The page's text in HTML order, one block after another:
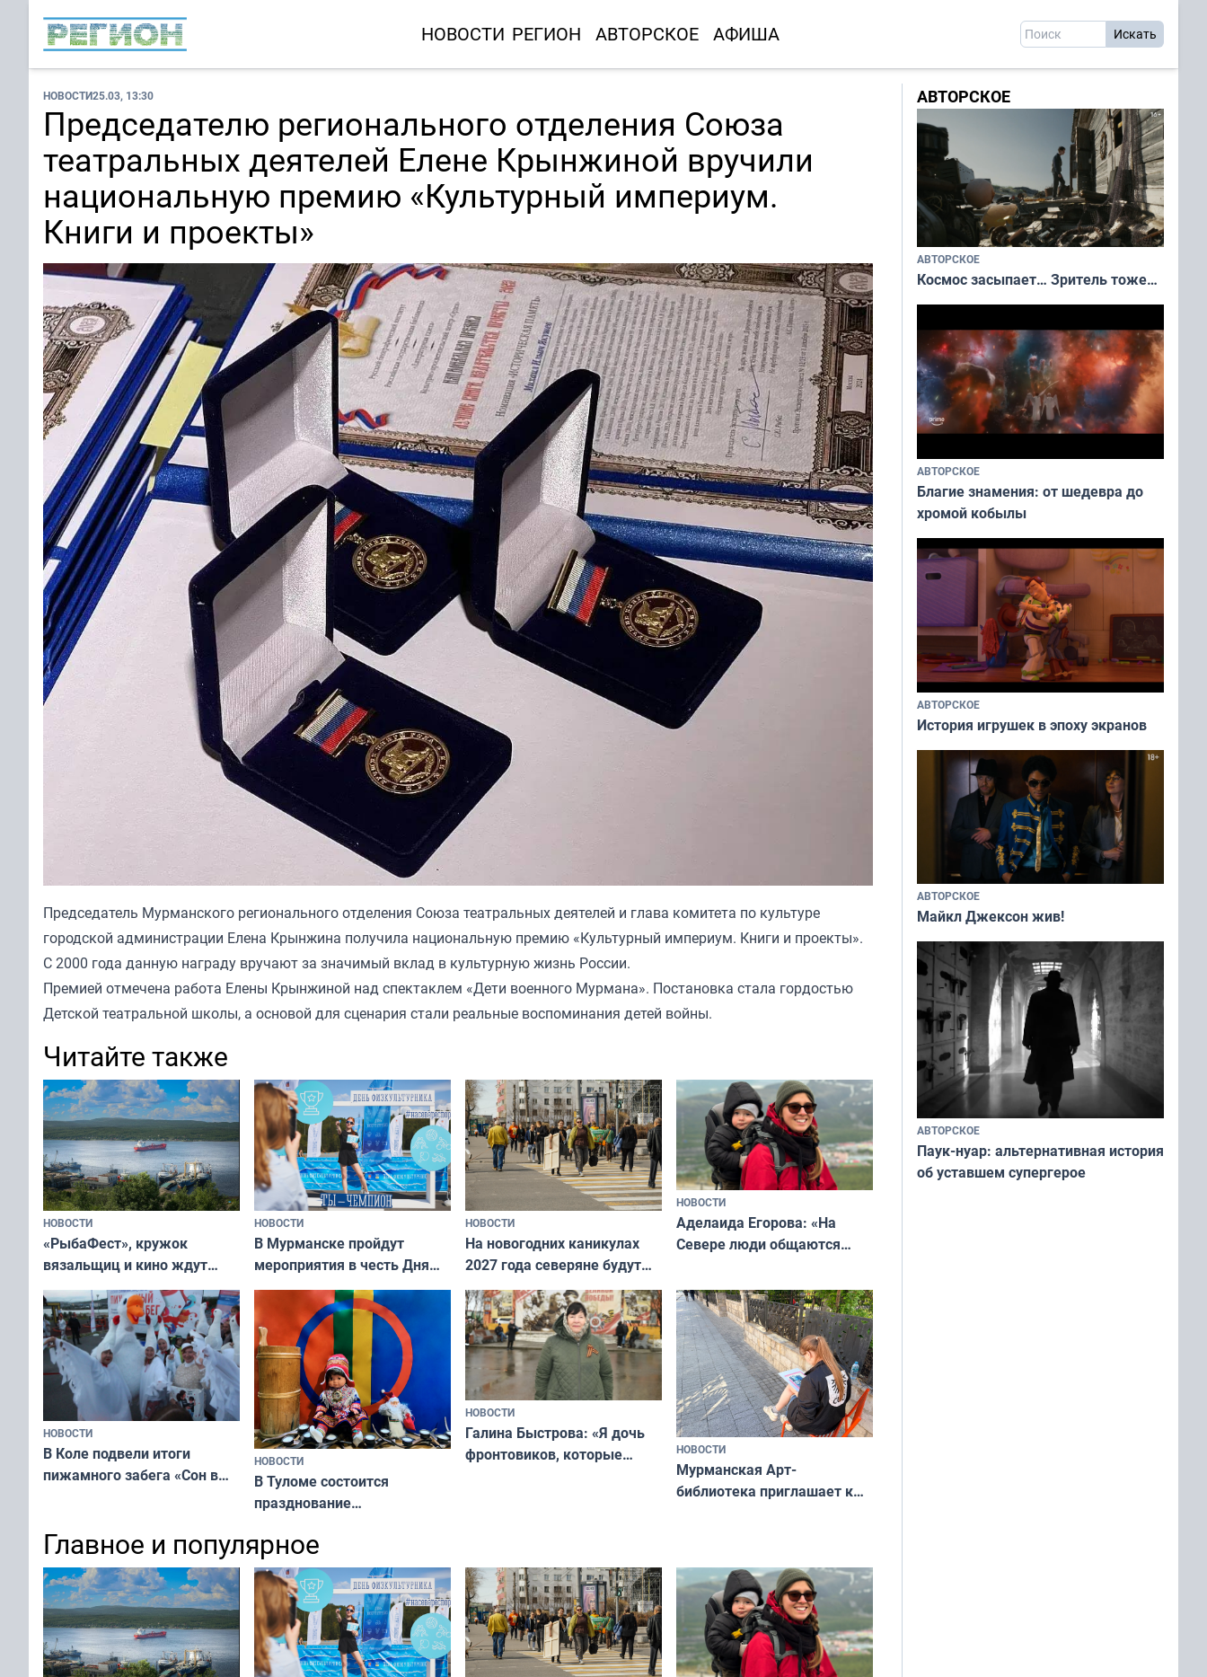
НОВОСТИ РЕГИОН АВТОРСКОЕ АФИША
НОВОСТИ25.03, 13:30
Председателю регионального отделения Союза
театральных деятелей Елене Крынжиной вручили
национальную премию «Культурный империум.
Книги и проекты»
Председатель Мурманского регионального отделения Союза театральных деятелей и глава комитета по культуре
городской администрации Елена Крынжина получила национальную премию «Культурный империум. Книги и проекты».
С 2000 года данную награду вручают за значимый вклад в культурную жизнь России.
Премией отмечена работа Елены Крынжиной над спектаклем «Дети военного Мурмана». Постановка стала гордостью
Детской театральной школы, а основой для сценария стали реальные воспоминания детей войны.
Читайте также
НОВОСТИ
«РыбаФест», кружок
вязальщиц и кино ждут
мурманчан в эти выходные
НОВОСТИ
В Мурманске пройдут
мероприятия в честь Дня
физкультурника
НОВОСТИ
На новогодних каникулах
2027 года северяне будут
отдыхать 11 дней
НОВОСТИ
Аделаида Егорова: «На
Севере люди общаются
а потому что
ты им интересен»
НОВОСТИ
В Коле подвели итоги
пижамного забега «Сон в
НОВОСТИ
В Туломе состоится
празднование
коренных народов мира
НОВОСТИ
Галина Быстрова: «Я дочь
фронтовиков, которые
НОВОСТИ
Мурманская Арт-
библиотека приглашает к
Главное и популярное
АВТОРСКОЕ
АВТОРСКОЕ
Космос засыпает… Зритель тоже…
АВТОРСКОЕ
Благие знамения: от шедевра до
хромой кобылы
АВТОРСКОЕ
История игрушек в эпоху экранов
АВТОРСКОЕ
Майкл Джексон жив!
АВТОРСКОЕ
Паук-нуар: альтернативная история
об уставшем супергерое